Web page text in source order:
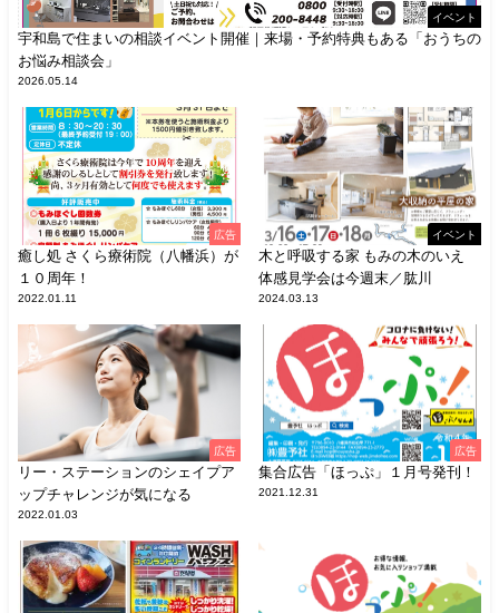
イベント
宇和島で住まいの相談イベント開催｜来場・予約特典もある「おうちの
お悩み相談会」
2026.05.14
広告
癒し処 さくら療術院（八幡浜）が
１０周年！
2022.01.11
イベント
木と呼吸する家 もみの木のいえ
体感見学会は今週末／肱川
2024.03.13
広告
リー・ステーションのシェイプア
ップチャレンジが気になる
2022.01.03
広告
集合広告「ほっぷ」１月号発刊！
2021.12.31